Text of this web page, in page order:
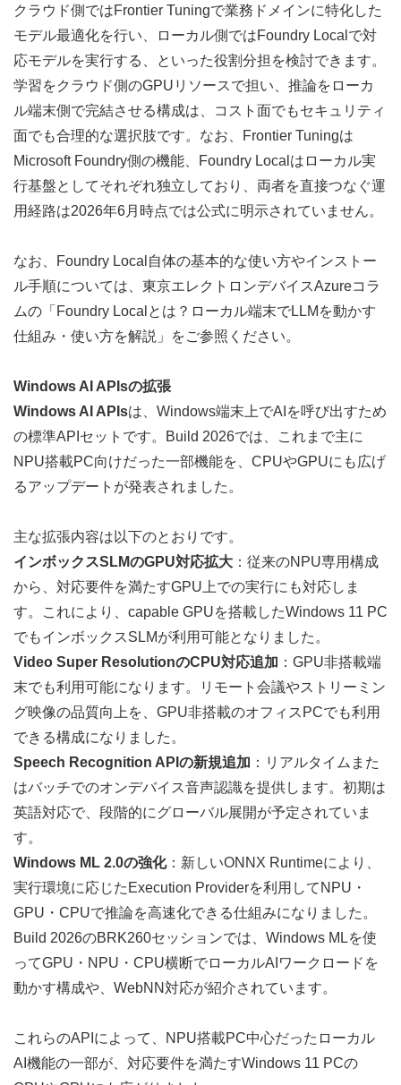
クラウド側ではFrontier Tuningで業務ドメインに特化した
モデル最適化を行い、ローカル側ではFoundry Localで対
応モデルを実行する、といった役割分担を検討できます。
学習をクラウド側のGPUリソースで担い、推論をローカ
ル端末側で完結させる構成は、コスト面でもセキュリティ
面でも合理的な選択肢です。なお、Frontier Tuningは
Microsoft Foundry側の機能、Foundry Localはローカル実
行基盤としてそれぞれ独立しており、両者を直接つなぐ運
用経路は2026年6月時点では公式に明示されていません。
なお、Foundry Local自体の基本的な使い方やインストー
ル手順については、東京エレクトロンデバイスAzureコラ
ムの 「Foundry Localとは？ローカル端末でLLMを動かす
仕組み・使い方を解説」
をご参照ください。
Windows AI APIsの拡張
Windows AI APIsは、Windows端末上でAIを呼び出すため
の標準APIセットです。Build 2026では、これまで主に
NPU搭載PC向けだった一部機能を、CPUやGPUにも広げ
るアップデートが発表されました。
主な拡張内容は以下のとおりです。
インボックスSLMのGPU対応拡大 ：従来のNPU専用構成
から、対応要件を満たすGPU上での実行にも対応しま
す。これにより、capable GPUを搭載したWindows 11 PC
でもインボックスSLMが利用可能となりました。
Video Super ResolutionのCPU対応追加 ：GPU非搭載端
末でも利用可能になります。リモート会議やストリーミン
グ映像の品質向上を、GPU非搭載のオフィスPCでも利用
できる構成になりました。
Speech Recognition APIの新規追加 ：リアルタイムまた
はバッチでのオンデバイス音声認識を提供します。初期は
英語対応で、段階的にグローバル展開が予定されていま
す。
Windows ML 2.0の強化：新しいONNX Runtimeにより、
実行環境に応じたExecution Providerを利用してNPU・
GPU・CPUで推論を高速化できる仕組みになりました。
Build 2026のBRK260セッションでは、Windows MLを使
ってGPU・NPU・CPU横断でローカルAIワークロードを
動かす構成や、WebNN対応が紹介されています。
これらのAPIによって、NPU搭載PC中心だったローカル
AI機能の一部が、対応要件を満たすWindows 11 PCの